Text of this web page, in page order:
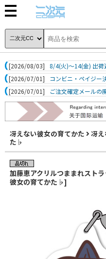
[2026/08/03]
8/4(火)～14(金) 出荷
[2026/07/01]
コンビニ・ペイジー
[2026/07/01]
ご注文確定メールの
冴えない彼女の育てかた
冴
た♭
加藤恵アクリルつままれスト
彼女の育てかた♭]